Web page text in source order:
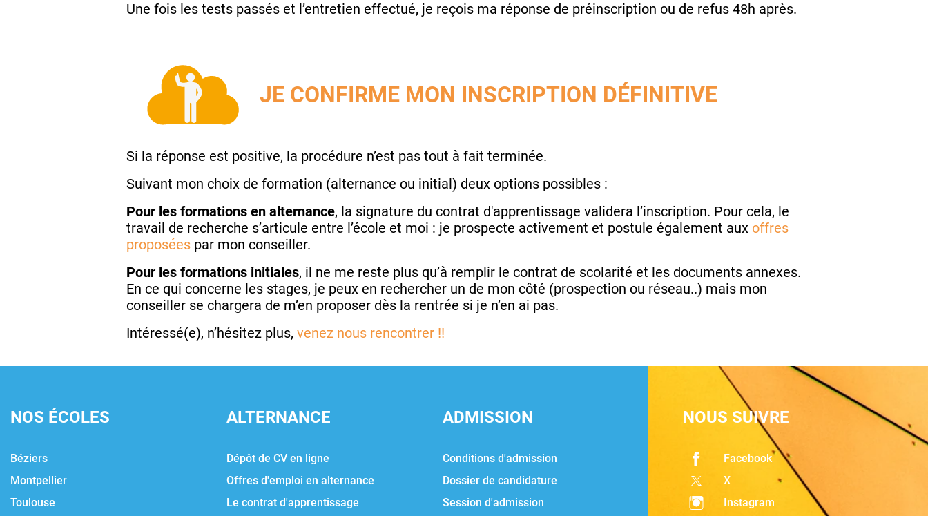
Une fois les tests passés et l’entretien effectué, je reçois ma réponse de préinscription ou de refus 48h après.
JE CONFIRME MON INSCRIPTION DÉFINITIVE
Si la réponse est positive, la procédure n’est pas tout à fait terminée.
Suivant mon choix de formation (alternance ou initial) deux options possibles :
Pour les formations en alternance, la signature du contrat d'apprentissage validera l’inscription. Pour cela, le
travail de recherche s’articule entre l’école et moi : je prospecte activement et postule également aux offres
proposées par mon conseiller.
Pour les formations initiales, il ne me reste plus qu’à remplir le contrat de scolarité et les documents annexes.
En ce qui concerne les stages, je peux en rechercher un de mon côté (prospection ou réseau..) mais mon
conseiller se chargera de m’en proposer dès la rentrée si je n’en ai pas.
Intéressé(e), n’hésitez plus, venez nous rencontrer !!
NOS ÉCOLES
Béziers
Montpellier
Toulouse
ALTERNANCE
Dépôt de CV en ligne
Offres d'emploi en alternance
Le contrat d'apprentissage
ADMISSION
Conditions d'admission
Dossier de candidature
Session d'admission
NOUS SUIVRE
Facebook
X
Instagram